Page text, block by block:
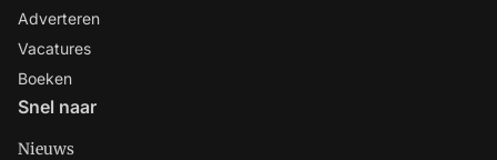
Adverteren
Vacatures
Boeken
Snel naar
Nieuws